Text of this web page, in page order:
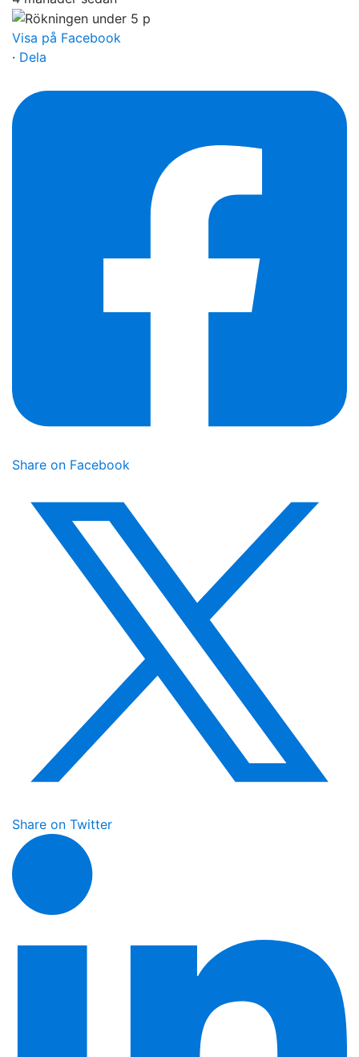
Visa på Facebook
· Dela
Share on Facebook
Share on Twitter